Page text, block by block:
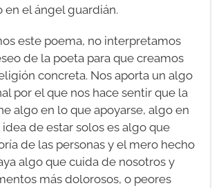
en el ángel guardián.
este poema, no interpretamos
de la poeta para que creamos
concreta. Nos aporta un algo
por el que nos hace sentir que la
algo en lo que apoyarse, algo en
idea de estar solos es algo que
de las personas y el mero hecho
algo que cuida de nosotros y
más dolorosos, o peores